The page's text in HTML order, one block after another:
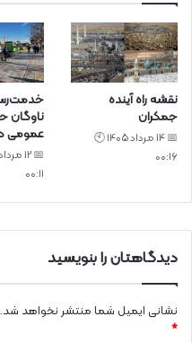
نقشه راه آینده
جمکران
📅 14 مرداد 1405 🕙
00:16
ناوگان
عمومی
00:11
دیدگاهتان را بنویسید
نشانی ایمیل شما منتشر نخواهد شد.
*